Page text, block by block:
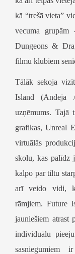
kā “trešā vieta”
vecuma
Dungeons &
filmu klubiem
Tālāk sekoja
Island (Andeja
uzņēmums. Tajā
grafikas,Unreal
virtuālās
skolu, kas palīdz
kalpo par tiltu
arī veido vidi,
rāmjiem. Future
jauniešiem atrast
individuālu
sasniegumiem